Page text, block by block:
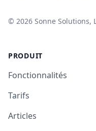
© 2026 Sonne Solutions,
PRODUIT
Fonctionnalités
Tarifs
Articles